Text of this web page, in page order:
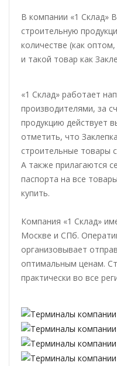
В компании «1 Склад»
строительную
количестве (как
и такой товар как
«1 Склад» работает
производителями, за
продукцию действует
отметить, что
строительные товары
А также прилагаются
паспорта на все
купить.
Компания «1 Склад»
Москве и СПб.
организовывает
оптимальным ценам.
практически во все